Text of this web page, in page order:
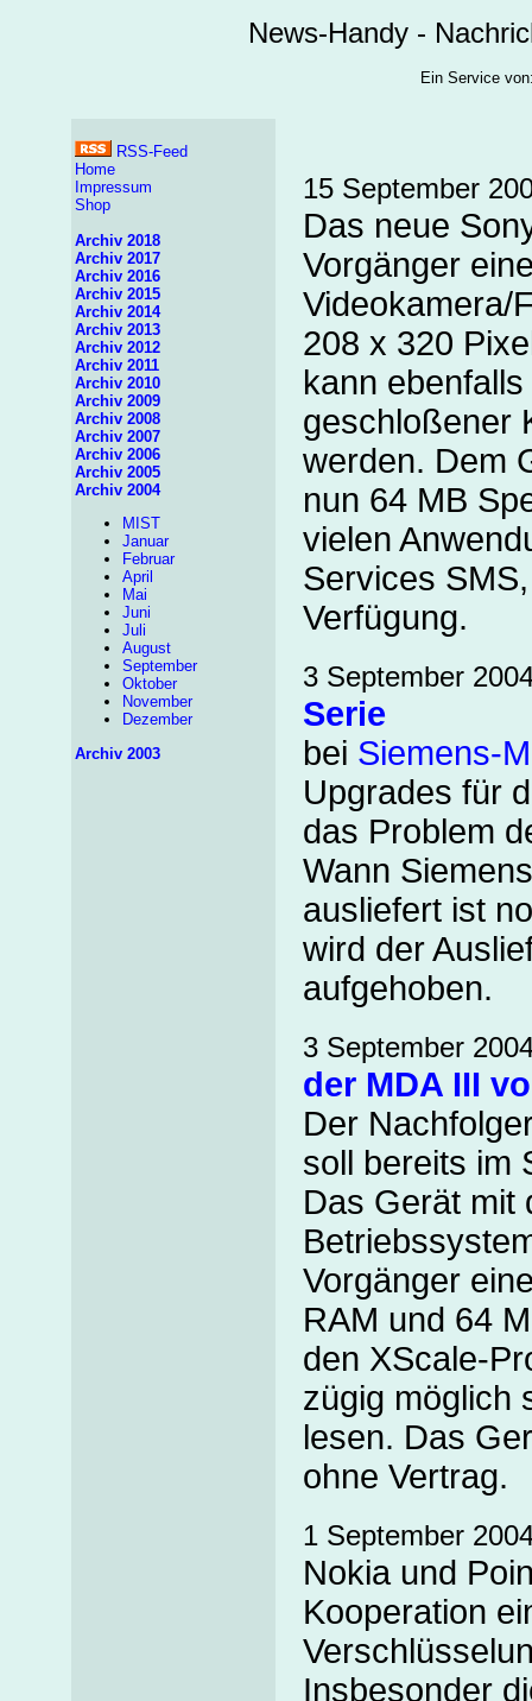
News-Handy -
Ein Service
RSS-Feed
Home
Impressum
Shop
Archiv 2018
Archiv 2017
Archiv 2016
Archiv 2015
Archiv 2014
Archiv 2013
Archiv 2012
Archiv 2011
Archiv 2010
Archiv 2009
Archiv 2008
Archiv 2007
Archiv 2006
Archiv 2005
Archiv 2004
MIST
Januar
Februar
April
Mai
Juni
Juli
August
September
Oktober
November
Dezember
Archiv 2003
15 September
Das neue
Vorgänger
Videokamera/
208 x 320
kann
geschloßener
werden. Dem
nun 64 MB
vielen
Services
Verfügung.
3 September
Serie
bei Siemens-
Upgrades für
das Problem
Wann
ausliefert ist
wird der
aufgehoben.
3 September
der MDA III
Der
soll bereits im
Das Gerät mit
Vorgänger
RAM und 64
den XScale-
zügig möglich
lesen. Das
ohne Vertrag.
1 September
Nokia und
Kooperation
Insbesonder